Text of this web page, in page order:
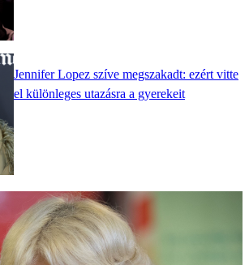
Jennifer Lopez szíve megszakadt: ezért vitte
el különleges utazásra a gyerekeit